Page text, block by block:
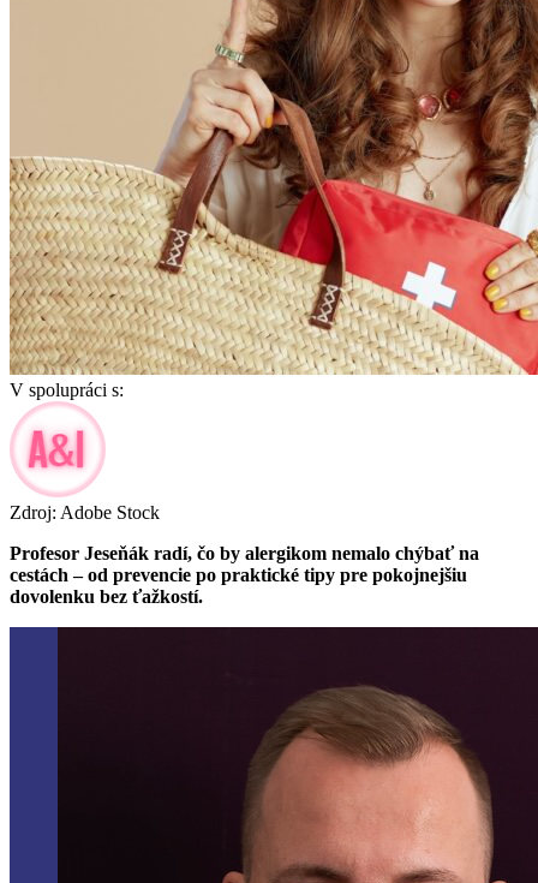
V spolupráci s:
Zdroj: Adobe Stock
Profesor Jeseňák radí, čo by alergikom nemalo chýbať na
cestách – od prevencie po praktické tipy pre pokojnejšiu
dovolenku bez ťažkostí.